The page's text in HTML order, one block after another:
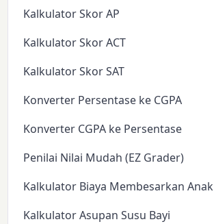
Kalkulator Skor AP
Kalkulator Skor ACT
Kalkulator Skor SAT
Konverter Persentase ke CGPA
Konverter CGPA ke Persentase
Penilai Nilai Mudah (EZ Grader)
Kalkulator Biaya Membesarkan Anak
Kalkulator Asupan Susu Bayi